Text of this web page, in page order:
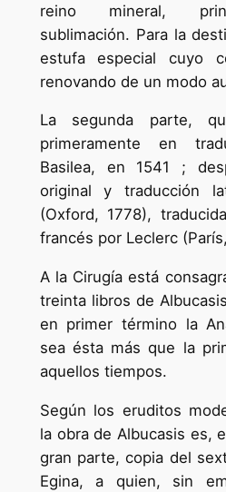
reino mineral,
sublimación. Para la
estufa especial cuyo
renovando de un modo
La segunda parte,
primeramente en
Basilea, en 1541 ;
original y traducción
(Oxford, 1778),
francés por Leclerc
A la Cirugía está
treinta libros de
en primer término la
sea ésta más que la
aquellos tiempos.
Según los eruditos
la obra de Albucasis es,
gran parte, copia del
Egina, a quien, sin